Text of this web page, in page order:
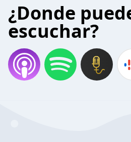
¿Donde
escuchar?